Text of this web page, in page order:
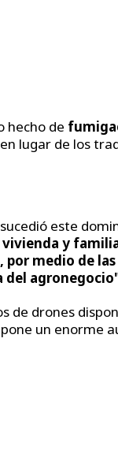
hecho de
en lugar de los
este
vivienda y
medio de
del
de drones
un enorme